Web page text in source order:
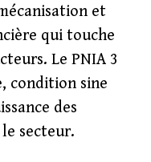
et
qui touche
Le PNIA 3
condition sine
des
secteur.